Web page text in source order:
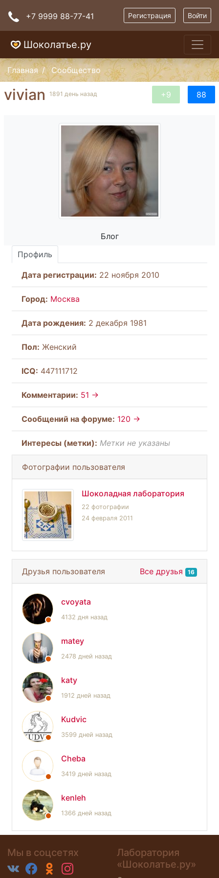
+7 9999 88-77-41 Регистрация Войти
Шоколатье.ру
Главная Сообщество
+9 88
vivian 1891 день назад
Блог
Профиль
Дата регистрации: 22 ноября 2010
Город: Москва
Дата рождения: 2 декабря 1981
Пол: Женский
ICQ: 447111712
Комментарии: 51 →
Cообщений на форуме: 120 →
Интересы (метки): Метки не указаны
Фотографии пользователя
Шоколадная лаборатория
22 фотографии
24 февраля 2011
Все друзья 16
Друзья пользователя
cvoyata
4132 дня назад
matey
2478 дней назад
katy
1912 дней назад
Kudvic
3599 дней назад
Cheba
3419 дней назад
kenleh
1366 дней назад
Мы в соцсетях
Лаборатория
«Шоколатье.ру»